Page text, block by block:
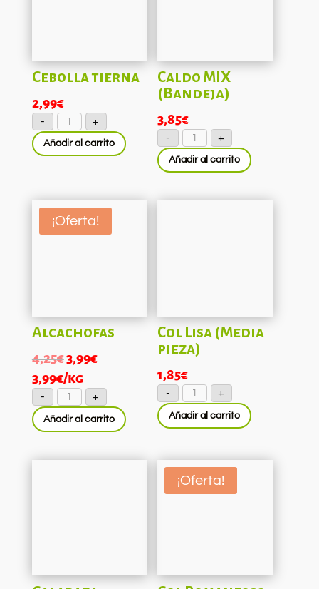
Cebolla tierna
2,99€
-
Cebolla
tierna
cantidad
+
Añadir al carrito
Caldo MIX
(Bandeja)
3,85€
-
Caldo
MIX
(Bandeja)
cantidad
+
Añadir al carrito
¡Oferta!
Alcachofas
4,25€El
precio
original
era:
4,25€.
3,99€El
actual
es:
3,99€.
3,99€/kg
-
Alcachofas
cantidad+
Añadir al carrito
Col Lisa (Media
pieza)
1,85€
-
Col
Lisa
(Media
pieza)
cantidad
+
Añadir al carrito
¡Oferta!